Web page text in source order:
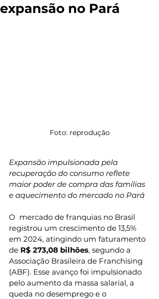
expansão no Pará
Foto: reprodução
Expansão impulsionada pela
recuperação do consumo reflete
maior poder de compra das famílias
e aquecimento do mercado no Pará
O  mercado de franquias no Brasil
registrou um crescimento de 13,5%
em 2024, atingindo um faturamento
de R$ 273,08 bilhões, segundo a
Associação Brasileira de Franchising
(ABF). Esse avanço foi impulsionado
pelo aumento da massa salarial, a
queda no desemprego e o